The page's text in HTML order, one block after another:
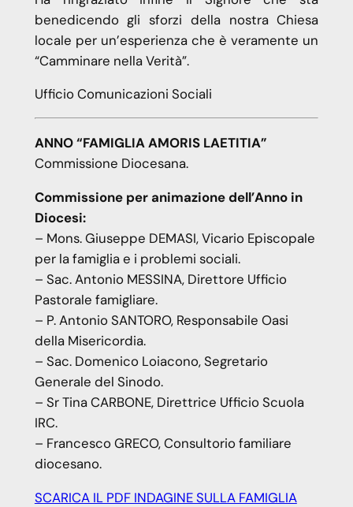
benedicendo gli sforzi della nostra Chiesa
locale per un’esperienza che è veramente un
“Camminare nella Verità”.
Ufficio Comunicazioni Sociali
ANNO “FAMIGLIA AMORIS LAETITIA”
Commissione Diocesana.
Commissione per animazione dell’Anno in
Diocesi:
– Mons. Giuseppe DEMASI, Vicario Episcopale
per la famiglia e i problemi sociali.
– Sac. Antonio MESSINA, Direttore Ufficio
Pastorale famigliare.
– P. Antonio SANTORO, Responsabile Oasi
della Misericordia.
– Sac. Domenico Loiacono, Segretario
Generale del Sinodo.
– Sr Tina CARBONE, Direttrice Ufficio Scuola
IRC.
– Francesco GRECO, Consultorio familiare
diocesano.
SCARICA IL PDF INDAGINE SULLA FAMIGLIA